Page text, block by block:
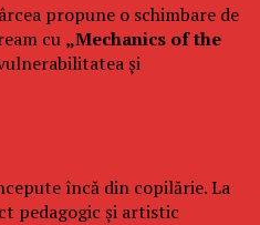
propune o schimbare de
cu „Mechanics of the
și
încă din copilărie. La
pedagogic și artistic